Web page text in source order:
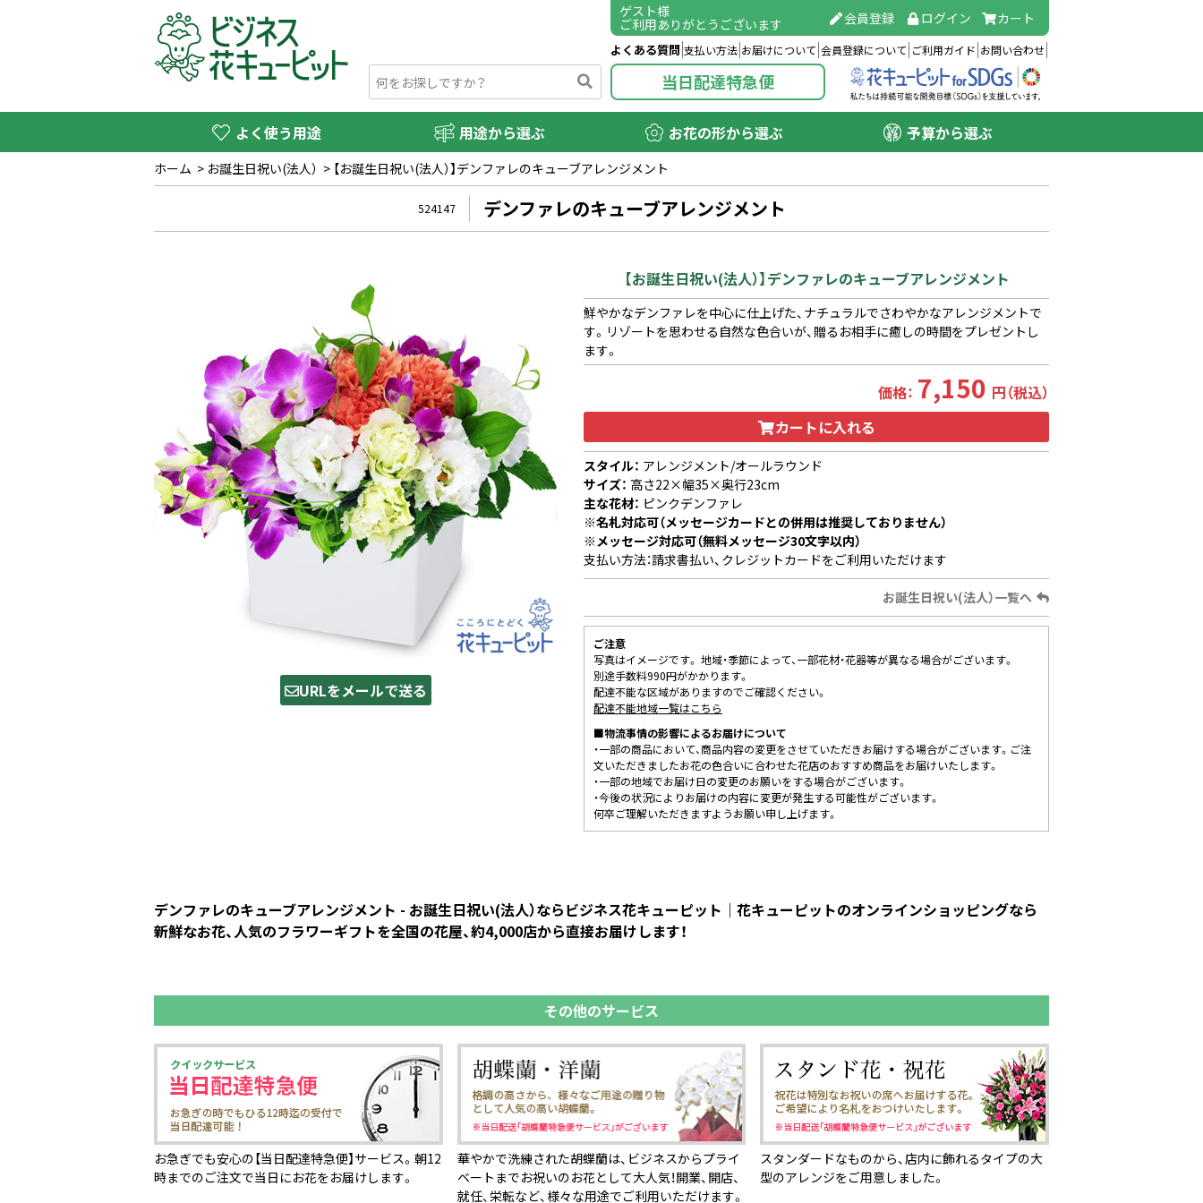
ゲスト様
ご利用ありがとうございます 会員登録 ログイン カート
よくある質問 支払い方法 お届けについて 会員登録について ご利用ガイド お問い合わせ
当日配達特急便
よく使う用途 用途から選ぶ お花の形から選ぶ 予算から選ぶ
ホーム > お誕生日祝い(法人） > 【お誕生日祝い(法人）】デンファレのキューブアレンジメント
524147 デンファレのキューブアレンジメント
URLをメールで送る
【お誕生日祝い(法人）】デンファレのキューブアレンジメント
鮮やかなデンファレを中心に仕上げた、ナチュラルでさわやかなアレンジメントで
す。リゾートを思わせる自然な色合いが、贈るお相手に癒しの時間をプレゼントし
ます。
価格： 7,150 円（税込）
カートに入れる
スタイル： アレンジメント/オールラウンド
サイズ： 高さ22×幅35×奥行23cm
主な花材： ピンクデンファレ
※名札対応可（メッセージカードとの併用は推奨しておりません）
※メッセージ対応可（無料メッセージ30文字以内）
支払い方法：請求書払い、クレジットカードをご利用いただけます
お誕生日祝い(法人）一覧へ
ご注意
写真はイメージです。 地域・季節によって、一部花材・花器等が異なる場合がございます。
別途手数料990円がかかります。
配達不能な区域がありますのでご確認ください。
配達不能地域一覧はこちら
■物流事情の影響によるお届けについて
・一部の商品において、商品内容の変更をさせていただきお届けする場合がございます。ご注
文いただきましたお花の色合いに合わせた花店のおすすめ商品をお届けいたします。
・一部の地域でお届け日の変更のお願いをする場合がございます。
・今後の状況によりお届けの内容に変更が発生する可能性がございます。
何卒ご理解いただきますようお願い申し上げます。
デンファレのキューブアレンジメント - お誕生日祝い(法人）ならビジネス花キューピット｜花キューピットのオンラインショッピングなら
新鮮なお花、人気のフラワーギフトを全国の花屋、約4,000店から直接お届けします！
その他のサービス
お急ぎでも安心の【当日配達特急便】サービス。朝12
時までのご注文で当日にお花をお届けします。
華やかで洗練された胡蝶蘭は、ビジネスからプライ
ベートまでお祝いのお花として大人気！開業、開店、
就任、栄転など、様々な用途でご利用いただけます。
スタンダードなものから、店内に飾れるタイプの大
型のアレンジをご用意しました。